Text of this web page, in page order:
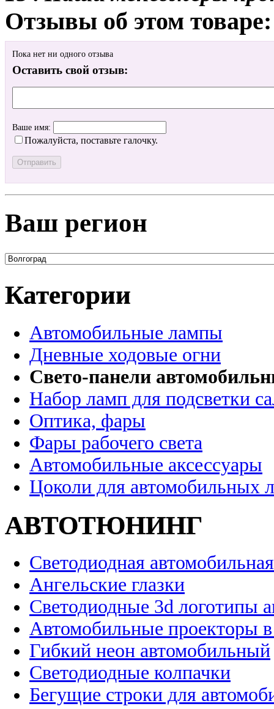
Отзывы об этом товаре:
Пока нет ни одного отзыва
Оставить свой отзыв:
Ваше имя:
Пожалуйста, поставьте галочку.
Ваш регион
Категории
Автомобильные лампы
Дневные ходовые огни
Свето-панели
Набор ламп для подсветки
Оптика, фары
Фары рабочего света
Автомобильные аксессуары
Цоколи для автомобильных
АВТОТЮНИНГ
Светодиодная
Ангельские глазки
Светодиодные 3d логотипы
Автомобильные проекторы
Гибкий неон автомобильный
Светодиодные колпачки
Бегущие строки для